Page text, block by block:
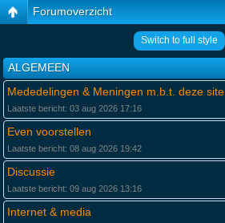
Forumoverzicht
Switch to full style
ALGEMEEN
Mededelingen & Meningen m.b.t. deze site
Laatste bericht: 03 aug 2026 17:16
Even voorstellen
Laatste bericht: 08 aug 2026 19:42
Discussie
Laatste bericht: 09 aug 2026 13:16
Internet & media